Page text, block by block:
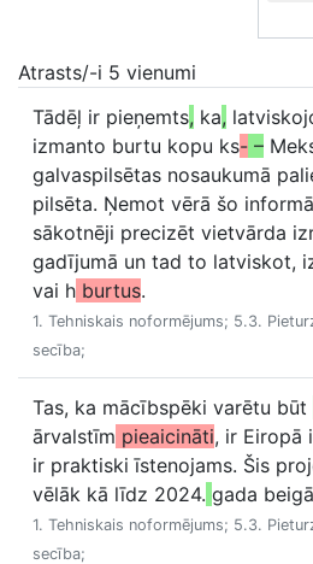
Atrasts/-i 5 vienumi
Tādēļ ir pieņemts, ka,
izmanto burtu kopu ks- –
galvaspilsētas nosaukumā
pilsēta. Ņemot vērā šo
sākotnēji precizēt vietvārda
gadījumā un tad to latviskot,
vai h burtus.
1. Tehniskais noformējums; 5.3.
secība;
Tas, ka mācībspēki varētu būt
ārvalstīm pieaicināti, ir Eiropā
ir praktiski īstenojams. Šis
vēlāk kā līdz 2024. gada
1. Tehniskais noformējums; 5.3.
secība;